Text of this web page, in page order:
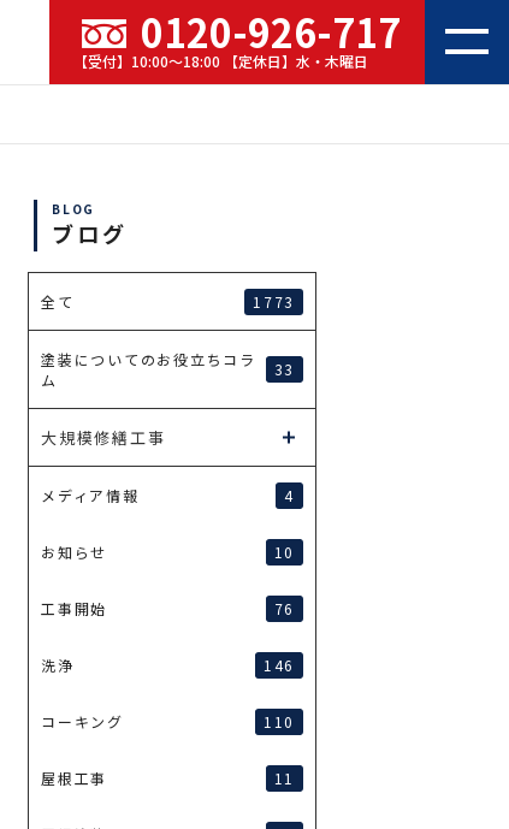
0120-926-717
【受付】10:00～18:00 【定休日】水・木曜日
BLOG
ブログ
全て 1773
塗装についてのお役立ちコラ
ム
33
大規模修繕工事
メディア情報 4
お知らせ 10
工事開始 76
洗浄 146
コーキング 110
屋根工事 11